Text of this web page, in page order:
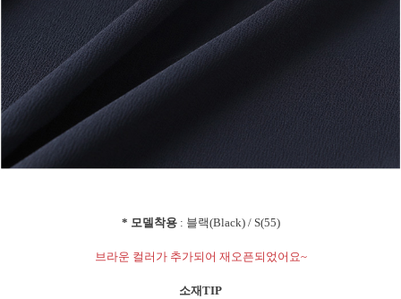
* 모델착용: 블랙(Black) / S(55)
브라운 컬러가 추가되어 재오픈되었어요~
소재TIP